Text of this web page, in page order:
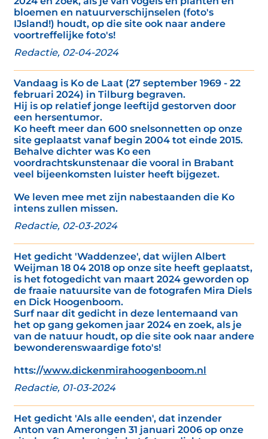
bloemen en natuurverschijnselen (foto's
IJsland!) houdt, op die site ook naar andere
voortreffelijke foto's!
Redactie, 02-04-2024
Vandaag is Ko de Laat (27 september 1969 - 22
februari 2024) in Tilburg begraven.
Hij is op relatief jonge leeftijd gestorven door
een hersentumor.
Ko heeft meer dan 600 snelsonnetten op onze
site geplaatst vanaf begin 2004 tot einde 2015.
Behalve dichter was Ko een
voordrachtskunstenaar die vooral in Brabant
veel bijeenkomsten luister heeft bijgezet.
We leven mee met zijn nabestaanden die Ko
intens zullen missen.
Redactie, 02-03-2024
Het gedicht 'Waddenzee', dat wijlen Albert
Weijman 18 04 2018 op onze site heeft geplaatst,
is het fotogedicht van maart 2024 geworden op
de fraaie natuursite van de fotografen Mira Diels
en Dick Hoogenboom.
Surf naar dit gedicht in deze lentemaand van
het op gang gekomen jaar 2024 en zoek, als je
van de natuur houdt, op die site ook naar andere
bewonderenswaardige foto's!
htts://www.dickenmirahoogenboom.nl
Redactie, 01-03-2024
Het gedicht 'Als alle eenden', dat inzender
Anton van Amerongen 31 januari 2006 op onze